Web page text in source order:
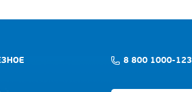
8 800 1000-123